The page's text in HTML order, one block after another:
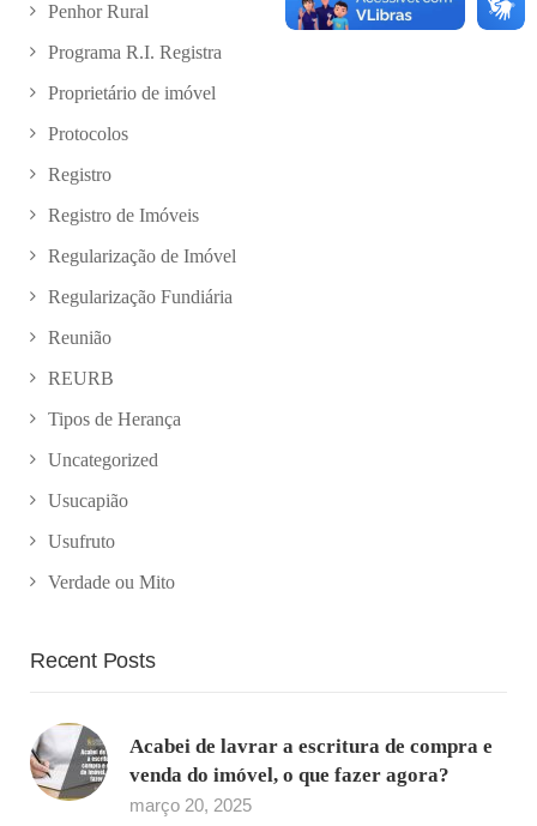
Penhor Rural
Programa R.I. Registra
Proprietário de imóvel
Protocolos
Registro
Registro de Imóveis
Regularização de Imóvel
Regularização Fundiária
Reunião
REURB
Tipos de Herança
Uncategorized
Usucapião
Usufruto
Verdade ou Mito
Recent Posts
Acabei de lavrar a escritura de compra e
venda do imóvel, o que fazer agora?
março 20, 2025